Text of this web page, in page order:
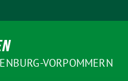
VORPOMMERN